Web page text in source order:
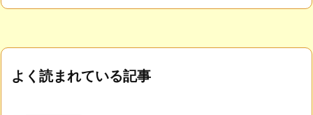
よく読まれている記事